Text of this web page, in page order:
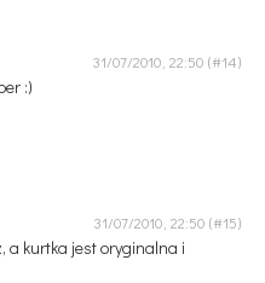
31/07/2010, 22:50
:)
31/07/2010, 22:50
a kurtka jest oryginalna i